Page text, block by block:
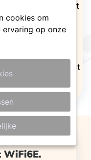
normaal? Wat dacht
delen van
overgestapt op uw
beter werkt dan
gebruiken als het niet
op WiFI6E.
WiFi6E.
cookies om
op onze